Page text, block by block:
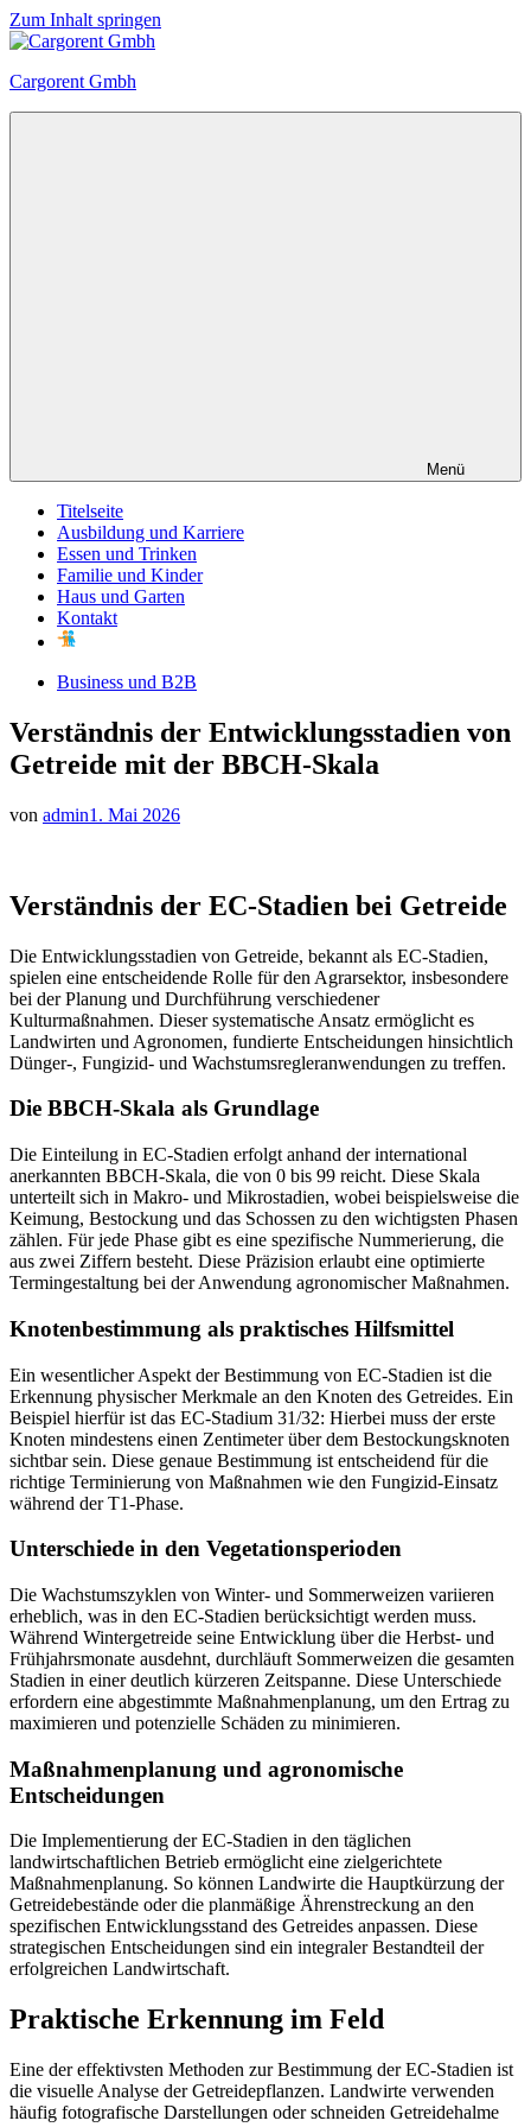
Zum Inhalt springen
Cargorent Gmbh
Menü
Titelseite
Ausbildung und Karriere
Essen und Trinken
Familie und Kinder
Haus und Garten
Kontakt
Business und B2B
Verständnis der Entwicklungsstadien von
Getreide mit der BBCH-Skala
von admin1. Mai 2026
Verständnis der EC-Stadien bei Getreide
Die Entwicklungsstadien von Getreide, bekannt als EC-Stadien,
spielen eine entscheidende Rolle für den Agrarsektor, insbesondere
bei der Planung und Durchführung verschiedener
Kulturmaßnahmen. Dieser systematische Ansatz ermöglicht es
Landwirten und Agronomen, fundierte Entscheidungen hinsichtlich
Dünger-, Fungizid- und Wachstumsregleranwendungen zu treffen.
Die BBCH-Skala als Grundlage
Die Einteilung in EC-Stadien erfolgt anhand der international
anerkannten BBCH-Skala, die von 0 bis 99 reicht. Diese Skala
unterteilt sich in Makro- und Mikrostadien, wobei beispielsweise die
Keimung, Bestockung und das Schossen zu den wichtigsten Phasen
zählen. Für jede Phase gibt es eine spezifische Nummerierung, die
aus zwei Ziffern besteht. Diese Präzision erlaubt eine optimierte
Termingestaltung bei der Anwendung agronomischer Maßnahmen.
Knotenbestimmung als praktisches Hilfsmittel
Ein wesentlicher Aspekt der Bestimmung von EC-Stadien ist die
Erkennung physischer Merkmale an den Knoten des Getreides. Ein
Beispiel hierfür ist das EC-Stadium 31/32: Hierbei muss der erste
Knoten mindestens einen Zentimeter über dem Bestockungsknoten
sichtbar sein. Diese genaue Bestimmung ist entscheidend für die
richtige Terminierung von Maßnahmen wie den Fungizid-Einsatz
während der T1-Phase.
Unterschiede in den Vegetationsperioden
Die Wachstumszyklen von Winter- und Sommerweizen variieren
erheblich, was in den EC-Stadien berücksichtigt werden muss.
Während Wintergetreide seine Entwicklung über die Herbst- und
Frühjahrsmonate ausdehnt, durchläuft Sommerweizen die gesamten
Stadien in einer deutlich kürzeren Zeitspanne. Diese Unterschiede
erfordern eine abgestimmte Maßnahmenplanung, um den Ertrag zu
maximieren und potenzielle Schäden zu minimieren.
Maßnahmenplanung und agronomische
Entscheidungen
Die Implementierung der EC-Stadien in den täglichen
landwirtschaftlichen Betrieb ermöglicht eine zielgerichtete
Maßnahmenplanung. So können Landwirte die Hauptkürzung der
Getreidebestände oder die planmäßige Ährenstreckung an den
spezifischen Entwicklungsstand des Getreides anpassen. Diese
strategischen Entscheidungen sind ein integraler Bestandteil der
erfolgreichen Landwirtschaft.
Praktische Erkennung im Feld
Eine der effektivsten Methoden zur Bestimmung der EC-Stadien ist
die visuelle Analyse der Getreidepflanzen. Landwirte verwenden
häufig fotografische Darstellungen oder schneiden Getreidehalme